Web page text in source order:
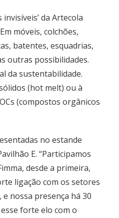
da Artecola
móveis, colchões,
batentes, esquadrias,
outras possibilidades.
da sustentabilidade.
(hot melt) ou à
(compostos orgânicos
no estande
E. “Participamos
desde a primeira,
ligação com os setores
nossa presença há 30
forte elo com o